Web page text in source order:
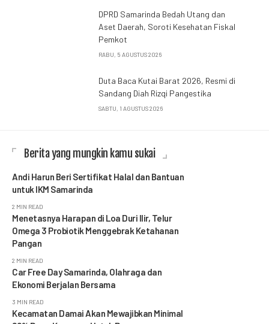
DPRD Samarinda Bedah Utang dan
Aset Daerah, Soroti Kesehatan Fiskal
Pemkot
RABU, 5 AGUSTUS 2026
Duta Baca Kutai Barat 2026, Resmi di
Sandang Diah Rizqi Pangestika
SABTU, 1 AGUSTUS 2026
Berita yang mungkin kamu sukai
Andi Harun Beri Sertifikat Halal dan Bantuan
untuk IKM Samarinda
2 MIN READ
Menetasnya Harapan di Loa Duri Ilir, Telur
Omega 3 Probiotik Menggebrak Ketahanan
Pangan
2 MIN READ
Car Free Day Samarinda, Olahraga dan
Ekonomi Berjalan Bersama
3 MIN READ
Kecamatan Damai Akan Mewajibkan Minimal